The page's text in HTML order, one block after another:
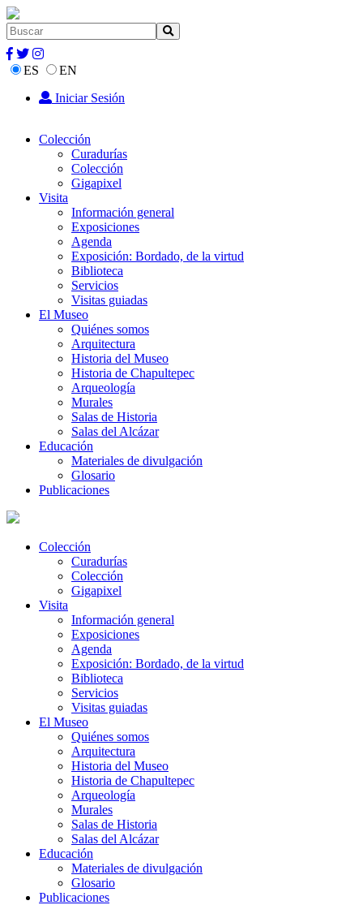
ES
EN
Iniciar Sesión
Colección
Curadurías
Colección
Gigapixel
Visita
Información general
Exposiciones
Agenda
Exposición: Bordado, de la virtud
Biblioteca
Servicios
Visitas guiadas
El Museo
Quiénes somos
Arquitectura
Historia del Museo
Historia de Chapultepec
Arqueología
Murales
Salas de Historia
Salas del Alcázar
Educación
Materiales de divulgación
Glosario
Publicaciones
Colección
Curadurías
Colección
Gigapixel
Visita
Información general
Exposiciones
Agenda
Exposición: Bordado, de la virtud
Biblioteca
Servicios
Visitas guiadas
El Museo
Quiénes somos
Arquitectura
Historia del Museo
Historia de Chapultepec
Arqueología
Murales
Salas de Historia
Salas del Alcázar
Educación
Materiales de divulgación
Glosario
Publicaciones